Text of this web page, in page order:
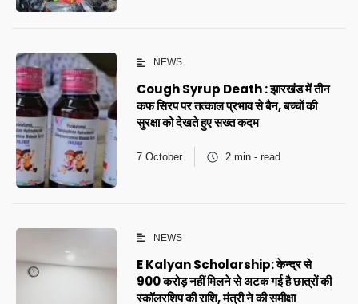
NEWS
Cough Syrup Death : झारखंड में तीन
कफ सिरप पर तत्काल प्रभाव से बैन, बच्चों की
सुरक्षा को देखते हुए सख्त कदम
7 October 2 min - read
NEWS
E Kalyan Scholarship: केन्द्र से
900 करोड़ नहीं मिलने से अटक गई है छात्रों की
स्कॉलरशिप की राशि, मंत्री ने की समीक्षा